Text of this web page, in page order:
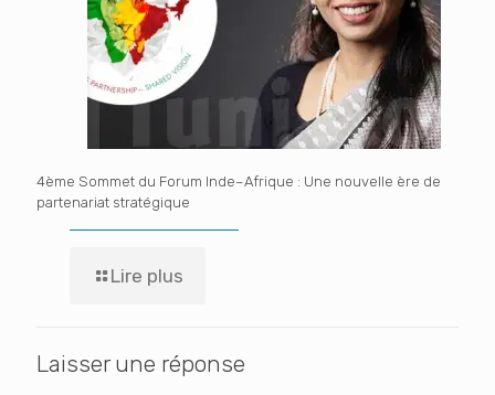
4ème Sommet du Forum Inde–Afrique : Une nouvelle ère de
partenariat stratégique
Lire plus
Laisser une réponse